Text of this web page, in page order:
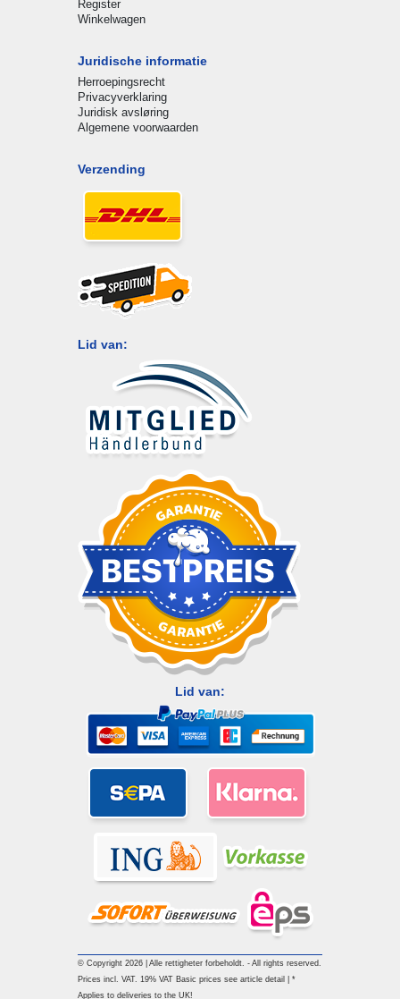
Register
Winkelwagen
Juridische informatie
Herroepingsrecht
Privacyverklaring
Juridisk avsløring
Algemene voorwaarden
Verzending
Lid van:
Lid van:
© Copyright 2026 | Alle rettigheter forbeholdt. - All rights reserved.
Prices incl. VAT. 19% VAT Basic prices see article detail | *
Applies to deliveries to the UK!